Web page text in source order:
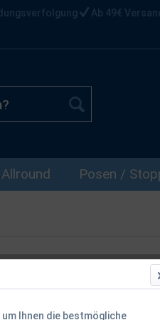
Ab 49€
Posen /
Westin
WM
Ihnen die bestmögliche